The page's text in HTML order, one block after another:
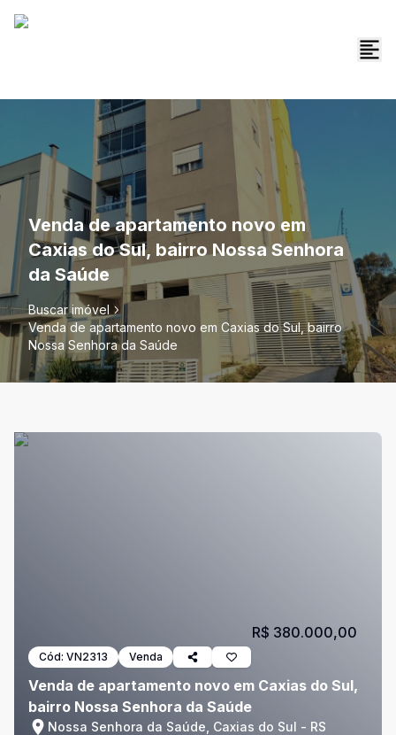
Venda de apartamento novo em
Caxias do Sul, bairro Nossa Senhora
da Saúde
Buscar imóvel
Venda de apartamento novo em Caxias do Sul, bairro
Nossa Senhora da Saúde
Cód: VN2313 Venda
Venda de apartamento novo em Caxias do Sul,
bairro Nossa Senhora da Saúde
Nossa Senhora da Saúde, Caxias do Sul - RS
R$ 380.000,00